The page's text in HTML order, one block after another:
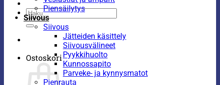
Etsi:
Ostoskori
Piensäilytys
Siivous
Siivous
Jätteiden käsittely
Siivousvälineet
Pyykkihuolto
Kunnossapito
Parveke- ja kynnysmatot
Pienrauta